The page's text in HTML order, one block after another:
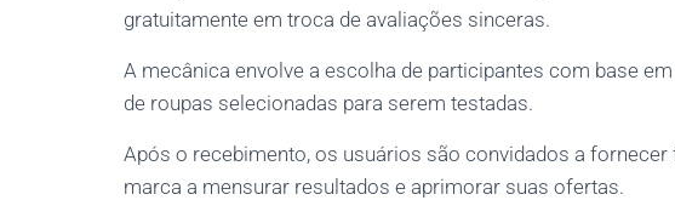
gratuitamente em troca de avaliações sinceras.
A mecânica envolve a escolha de participantes com base
de roupas selecionadas para serem testadas.
Após o recebimento, os usuários são convidados a fornecer
marca a mensurar resultados e aprimorar suas ofertas.